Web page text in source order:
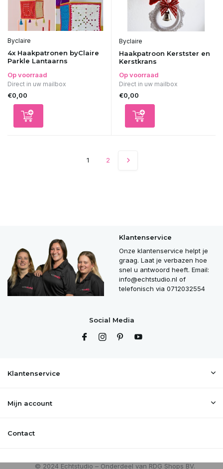
Byclaire
4x Haakpatronen byClaire
Parkle Lantaarns
Op voorraad
Direct in uw mailbox
€0,00
Byclaire
Haakpatroon Kerstster en
Kerstkrans
Op voorraad
Direct in uw mailbox
€0,00
1 2
Klantenservice
Onze klantenservice helpt je
graag. Laat je verbazen hoe
snel u antwoord heeft. Email:
info@echtstudio.nl of
telefonisch via 0712032554
Social Media
Klantenservice
Mijn account
Contact